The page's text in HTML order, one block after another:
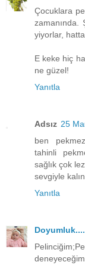
Çocuklara
zamanında.
yiyorlar,
E keke hiç
ne güzel!
Yanıtla
Adsız 25
ben
tahinli
sağlık çok
sevgiyle kalın,
Yanıtla
Doyumluk....